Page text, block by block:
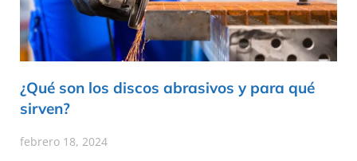
¿Qué son los discos abrasivos y para qué
sirven?
febrero 18, 2024